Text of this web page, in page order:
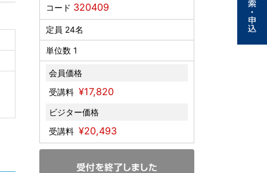
コード 320409
定員 24名
単位数 1
会員価格
受講料 ¥17,820
ビジター価格
受講料 ¥20,493